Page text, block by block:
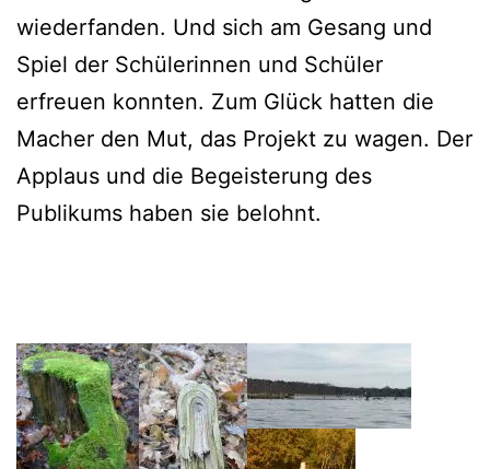
wiederfanden. Und sich am Gesang und
Spiel der Schülerinnen und Schüler
erfreuen konnten. Zum Glück hatten die
Macher den Mut, das Projekt zu wagen. Der
Applaus und die Begeisterung des
Publikums haben sie belohnt.